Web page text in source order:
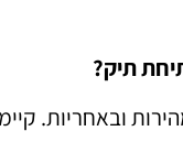
תיק?
ובאחריות.